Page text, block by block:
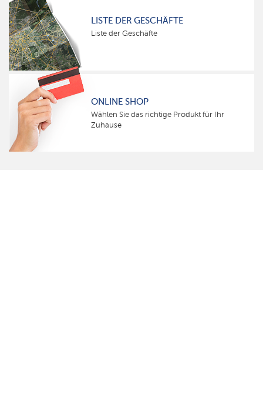
LISTE DER GESCHÄFTE
Liste der Geschäfte
ONLINE SHOP
Wählen Sie das richtige Produkt für Ihr
Zuhause